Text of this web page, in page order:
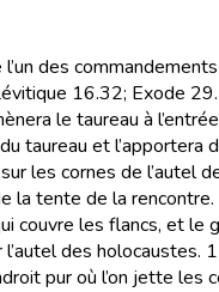
des
16.32; Exode
le taureau à
taureau et l’apportera
les cornes de l’autel
la tente de la rencontre.
couvre les flancs, et le
des holocaustes.
pur où l’on jette